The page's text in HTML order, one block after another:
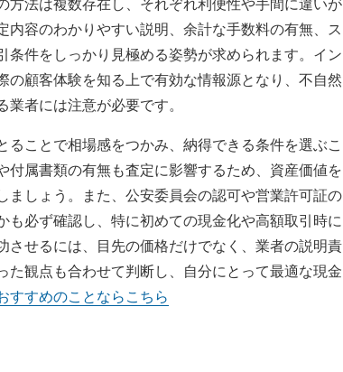
内容のわかりやすい説明、余計な手数料の有無、ス
条件をしっかり見極める姿勢が求められます。イン
の顧客体験を知る上で有効な情報源となり、不自然
者には注意が必要です。
ことで相場感をつかみ、納得できる条件を選ぶこ
付属書類の有無も査定に影響するため、資産価値を
ましょう。また、公安委員会の認可や営業許可証の
必ず確認し、特に初めての現金化や高額取引時に
させるには、目先の価格だけでなく、業者の説明責
観点も合わせて判断し、自分にとって最適な現金
すすめのことならこちら